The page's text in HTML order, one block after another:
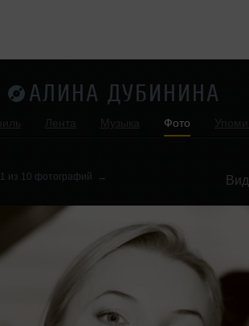
АЛИНА ДУБИНИНА
Фото
1 из 10 фотографий →